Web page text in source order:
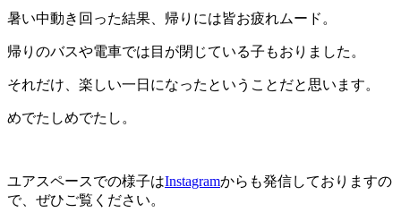
暑い中動き回った結果、帰りには皆お疲れムード。
帰りのバスや電車では目が閉じている子もおりました。
それだけ、楽しい一日になったということだと思います。
めでたしめでたし。
ユアスペースでの様子はInstagramからも発信しておりますの
で、ぜひご覧ください。